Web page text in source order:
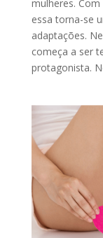
mulheres.
essa torna-se
adaptações.
começa a ser
protagonista.